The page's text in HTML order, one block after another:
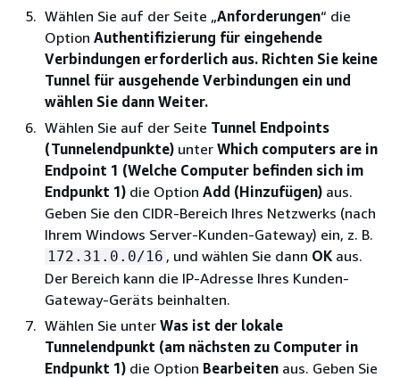
Wählen Sie auf der Seite „Anforderungen“ die
Option Authentifizierung für eingehende
Verbindungen erforderlich aus. Richten Sie keine
Tunnel für ausgehende Verbindungen ein und
wählen Sie dann Weiter.
Wählen Sie auf der Seite Tunnel Endpoints
(Tunnelendpunkte) unter Which computers are in
Endpoint 1 (Welche Computer befinden sich im
Endpunkt 1) die Option Add (Hinzufügen) aus.
Geben Sie den CIDR-Bereich Ihres Netzwerks (nach
Ihrem Windows Server-Kunden-Gateway) ein, z. B.
172.31.0.0/16 , und wählen Sie dann OK aus.
Der Bereich kann die IP-Adresse Ihres Kunden-
Gateway-Geräts beinhalten.
Wählen Sie unter Was ist der lokale
Tunnelendpunkt (am nächsten zu Computer in
Endpunkt 1) die Option Bearbeiten aus. Geben Sie